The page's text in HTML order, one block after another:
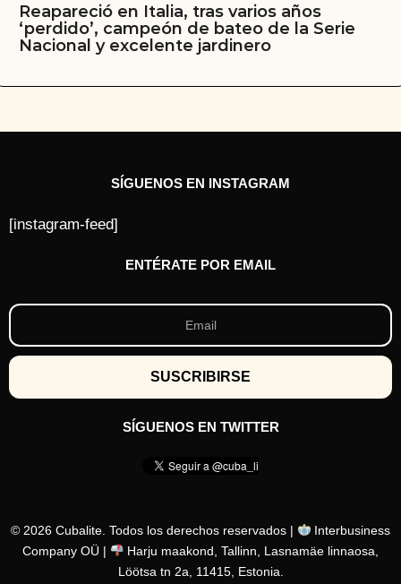
Reapareció en Italia, tras varios años
‘perdido’, campeón de bateo de la Serie
Nacional y excelente jardinero
SÍGUENOS EN INSTAGRAM
[instagram-feed]
ENTÉRATE POR EMAIL
SÍGUENOS EN TWITTER
© 2026 Cubalite. Todos los derechos reservados |
Interbusiness
Company OÜ |
Harju maakond, Tallinn, Lasnamäe linnaosa,
Löötsa tn 2a, 11415, Estonia.